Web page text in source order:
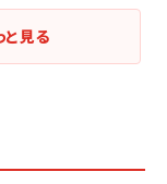
と見る